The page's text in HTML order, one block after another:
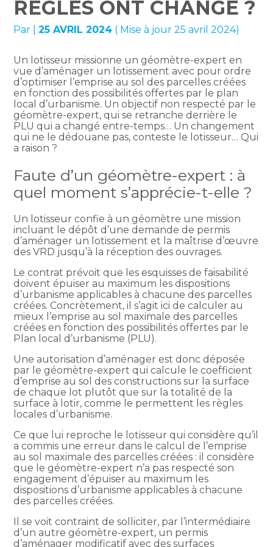
RÈGLES ONT CHANGÉ ?
Par |25 AVRIL 2024 ( Mise à jour 25 avril 2024)
Un lotisseur missionne un géomètre-expert en
vue d’aménager un lotissement avec pour ordre
d’optimiser l’emprise au sol des parcelles créées
en fonction des possibilités offertes par le plan
local d’urbanisme. Un objectif non respecté par le
géomètre-expert, qui se retranche derrière le
PLU qui a changé entre-temps… Un changement
qui ne le dédouane pas, conteste le lotisseur… Qui
a raison ?
Faute d’un géomètre-expert : à
quel moment s’apprécie-t-elle ?
Un lotisseur confie à un géomètre une mission
incluant le dépôt d’une demande de permis
d’aménager un lotissement et la maîtrise d’œuvre
des VRD jusqu’à la réception des ouvrages.
Le contrat prévoit que les esquisses de faisabilité
doivent épuiser au maximum les dispositions
d’urbanisme applicables à chacune des parcelles
créées. Concrètement, il s’agit ici de calculer au
mieux l’emprise au sol maximale des parcelles
créées en fonction des possibilités offertes par le
Plan local d’urbanisme (PLU).
Une autorisation d’aménager est donc déposée
par le géomètre-expert qui calcule le coefficient
d’emprise au sol des constructions sur la surface
de chaque lot plutôt que sur la totalité de la
surface à lotir, comme le permettent les règles
locales d’urbanisme.
Ce que lui reproche le lotisseur qui considère qu’il
a commis une erreur dans le calcul de l’emprise
au sol maximale des parcelles créées : il considère
que le géomètre-expert n’a pas respecté son
engagement d’épuiser au maximum les
dispositions d’urbanisme applicables à chacune
des parcelles créées.
Il se voit contraint de solliciter, par l’intermédiaire
d’un autre géomètre-expert, un permis
d’aménager modificatif avec des surfaces